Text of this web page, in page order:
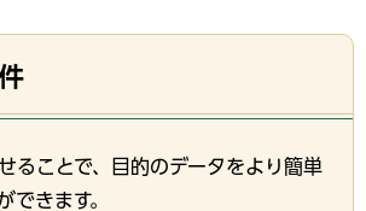
ることで、目的のデータをより簡単
できます。